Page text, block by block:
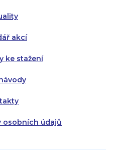
akcí
ke stažení
osobních údajů